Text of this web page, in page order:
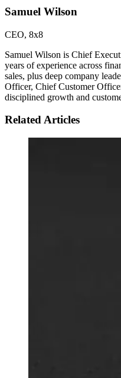
Samuel Wilson
CEO, 8x8
Samuel Wilson is Chief
years of experience across
sales, plus deep company
Officer, Chief Customer
disciplined growth and
Related Articles